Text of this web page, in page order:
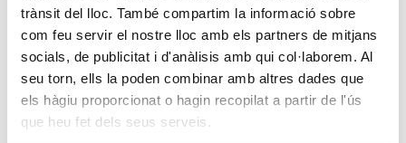
trànsit del lloc. També compartim la informació sobre
com feu servir el nostre lloc amb els partners de mitjans
socials, de publicitat i d'anàlisis amb qui col·laborem. Al
seu torn, ells la poden combinar amb altres dades que
els hàgiu proporcionat o hagin recopilat a partir de l'ús
que heu fet dels seus serveis.
Eres asociado/a?
Si ya eres asociado/a, tus datos de contacto se
cargarán directamente en el proceso de
inscripción desde su ficha. Además, te
beneficiarás de unas tarifas especiales.